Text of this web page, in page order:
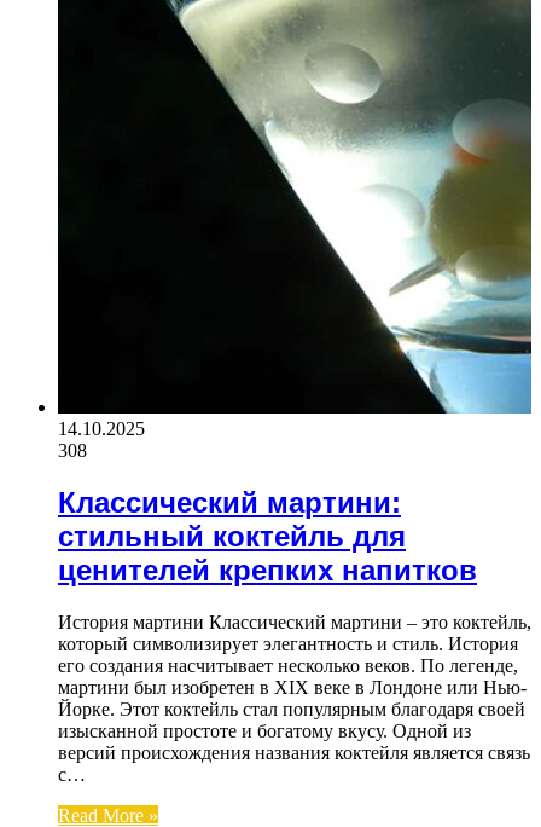
14.10.2025
308
Классический мартини:
стильный коктейль для
ценителей крепких напитков
История мартини Классический мартини – это коктейль,
который символизирует элегантность и стиль. История
его создания насчитывает несколько веков. По легенде,
мартини был изобретен в XIX веке в Лондоне или Нью-
Йорке. Этот коктейль стал популярным благодаря своей
изысканной простоте и богатому вкусу. Одной из
версий происхождения названия коктейля является связь
с…
Read More »